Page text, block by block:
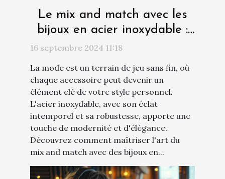
Le mix and match avec les
bijoux en acier inoxydable :
conseils créatifs
16 septembre 2024 11:18
La mode est un terrain de jeu sans fin, où
chaque accessoire peut devenir un
élément clé de votre style personnel.
L'acier inoxydable, avec son éclat
intemporel et sa robustesse, apporte une
touche de modernité et d'élégance.
Découvrez comment maîtriser l'art du
mix and match avec des bijoux en...